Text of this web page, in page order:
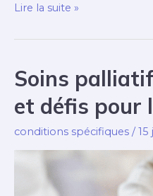
Comment
Anxio-
Dépressifs
Patients
Lire la suite »
Soins
et défis pour
conditions spécifiques /15